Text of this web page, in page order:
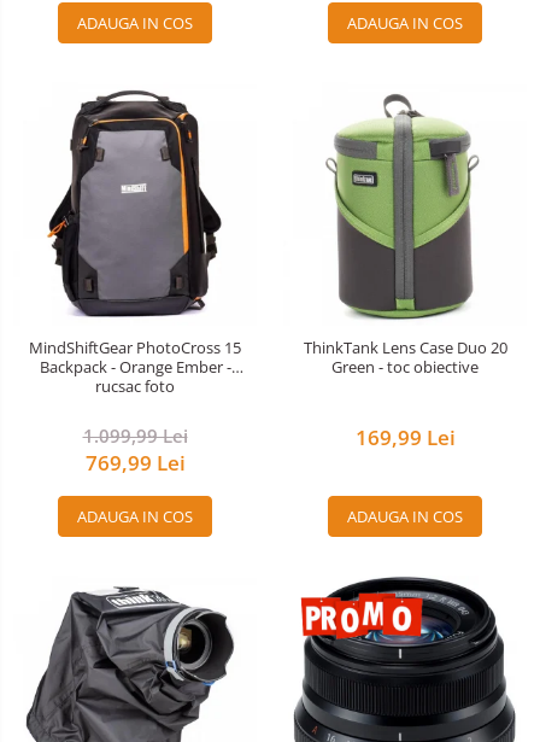
ADAUGA IN COS ADAUGA IN COS
MindShiftGear PhotoCross 15
Backpack - Orange Ember -
rucsac foto
1.099,99 Lei
769,99 Lei
ADAUGA IN COS
ThinkTank Lens Case Duo 20
Green - toc obiective
169,99 Lei
ADAUGA IN COS